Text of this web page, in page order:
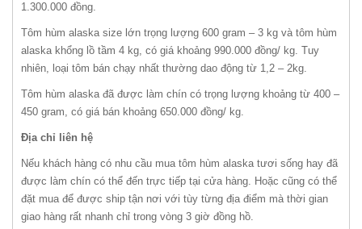
1.300.000 đồng.
Tôm hùm alaska size lớn trọng lượng 600 gram – 3 kg và tôm hùm
alaska khổng lồ tầm 4 kg, có giá khoảng 990.000 đồng/ kg. Tuy
nhiên, loại tôm bán chạy nhất thường dao động từ 1,2 – 2kg.
Tôm hùm alaska đã được làm chín có trọng lượng khoảng từ 400 –
450 gram, có giá bán khoảng 650.000 đồng/ kg.
Địa chỉ liên hệ
Nếu khách hàng có nhu cầu mua tôm hùm alaska tươi sống hay đã
được làm chín có thể đến trực tiếp tại cửa hàng. Hoặc cũng có thể
đặt mua để được ship tận nơi với tùy từng địa điểm mà thời gian
giao hàng rất nhanh chỉ trong vòng 3 giờ đồng hồ.